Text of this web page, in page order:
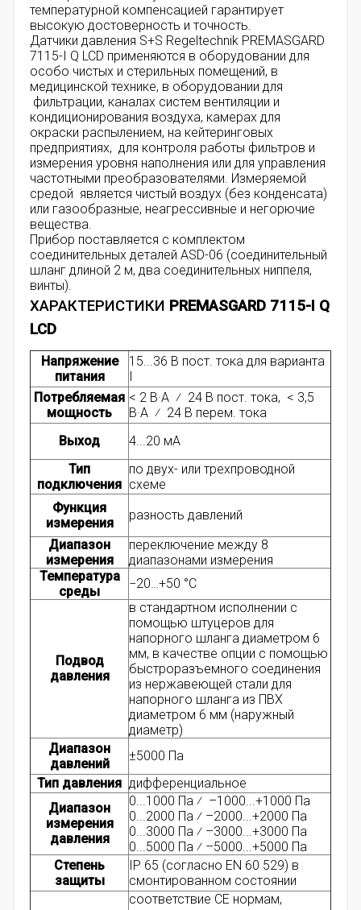
температурной компенсацией гарантирует
высокую достоверность и точность.
Датчики давления S+S Regeltechnik PREMASGARD
7115-I Q LCD применяются в оборудовании для
особо чистых и стерильных помещений, в
медицинской технике, в оборудовании для
фильтрации, каналах систем вентиляции и
кондиционирования воздуха, камерах для
окраски распылением, на кейтеринговых
предприятиях, для контроля работы фильтров и
измерения уровня наполнения или для управления
частотными преобразователями. Измеряемой
средой является чистый воздух (без конденсата)
или газообразные, неагрессивные и негорючие
вещества.
Прибор поставляется с комплектом
соединительных деталей ASD-06 (соединительный
шланг длиной 2 м, два соединительных ниппеля,
винты).
ХАРАКТЕРИСТИКИ PREMASGARD 7115-I Q
LCD
Напряжение
питания
15...36 В пост. тока для варианта
Потребляемая
мощность
< 2 В·А ⁄ 24 В пост. тока, < 3,5
В·А ⁄ 24 В перем. тока
Выход
4...20 мA
Тип
подключения
по двух- или трехпроводной
схеме
Функция
измерения
разность давлений
Диапазон
измерения
переключение между 8
диапазонами измерения
Температура
среды
−20…+50 °C
Подвод
давления
в стандартном исполнении с
помощью штуцеров для
напорного шланга диаметром 6
мм, в качестве опции с помощью
быстроразъемного соединения
из нержавеющей стали для
напорного шланга из ПВХ
диаметром 6 мм (наружный
диаметр)
Диапазон
давлений
±5000 Па
Тип давления дифференциальное
Диапазон
измерения
давления
0...1000 Па ⁄ –1000...+1000 Па
0...2000 Па ⁄ –2000...+2000 Па
0...3000 Па ⁄ –3000...+3000 Па
0...5000 Па ⁄ –5000...+5000 Па
Степень
защиты
IP 65 (согласно EN 60 529) в
смонтированном состоянии
соответствие CE нормам,